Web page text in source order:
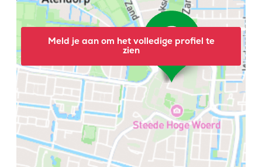
Meld je aan om het volledige profiel te
zien